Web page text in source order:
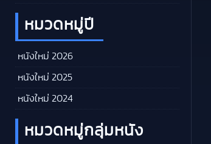
หมวดหมู่ปี
หนังใหม่ 2026
หนังใหม่ 2025
หนังใหม่ 2024
หมวดหมู่กลุ่มหนัง